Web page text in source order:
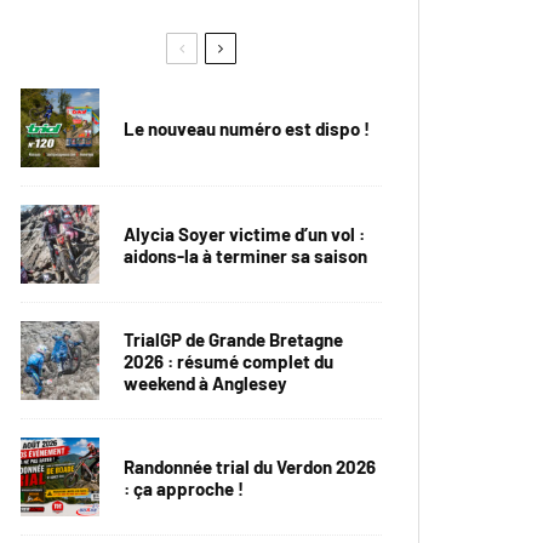
Le nouveau numéro est dispo !
Alycia Soyer victime d’un vol :
aidons-la à terminer sa saison
TrialGP de Grande Bretagne
2026 : résumé complet du
weekend à Anglesey
Randonnée trial du Verdon 2026
: ça approche !